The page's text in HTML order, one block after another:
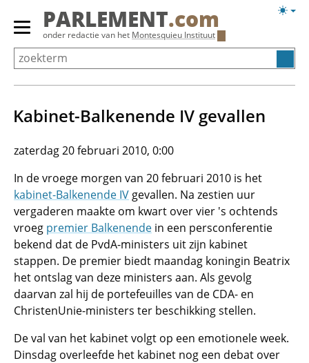
Overslaan
Primair
menu
tonen/verbergen
PARLEMENT.com
onder redactie van het Montesquieu Instituut
Kabinet-Balkenende IV gevallen
zaterdag 20 februari 2010, 0:00
In de vroege morgen van 20 februari 2010 is het
kabinet-Balkenende IV gevallen. Na zestien uur
vergaderen maakte om kwart over vier 's ochtends
vroeg premier Balkenende in een persconferentie
bekend dat de PvdA-ministers uit zijn kabinet
stappen. De premier biedt maandag koningin Beatrix
het ontslag van deze ministers aan. Als gevolg
daarvan zal hij de portefeuilles van de CDA- en
ChristenUnie-ministers ter beschikking stellen.
De val van het kabinet volgt op een emotionele week.
Dinsdag overleefde het kabinet nog een debat over